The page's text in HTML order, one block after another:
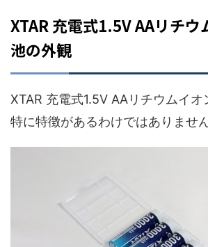
XTAR 充電式1.5V AAリチウ
池の外観
XTAR 充電式1.5V AAリチウムイオ
特に特徴があるわけではありません